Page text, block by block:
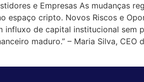
e Empresas As mudanças
cripto. Novos Riscos e
influxo de capital institucional sem
maduro.” – Maria Silva, CEO